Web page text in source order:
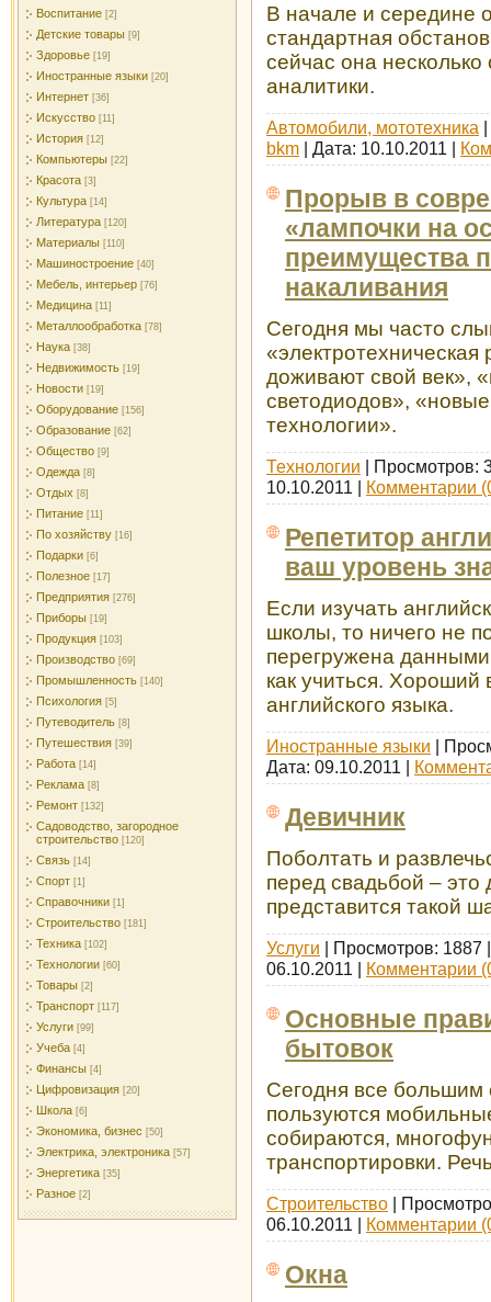
Воспитание [2]
Детские товары [9]
Здоровье [19]
Иностранные языки [20]
Интернет [36]
Искусство [11]
История [12]
Компьютеры [22]
Красота [3]
Культура [14]
Литература [120]
Материалы [110]
Машиностроение [40]
Мебель, интерьер [76]
Медицина [11]
Металлообработка [78]
Наука [38]
Недвижимость [19]
Новости [19]
Оборудование [156]
Образование [62]
Общество [9]
Одежда [8]
Отдых [8]
Питание [11]
По хозяйству [16]
Подарки [6]
Полезное [17]
Предприятия [276]
Приборы [19]
Продукция [103]
Производство [69]
Промышленность [140]
Психология [5]
Путеводитель [8]
Путешествия [39]
Работа [14]
Реклама [8]
Ремонт [132]
Садоводство, загородное
строительство [120]
Связь [14]
Спорт [1]
Справочники [1]
Строительство [181]
Техника [102]
Технологии [60]
Товары [2]
Транспорт [117]
Услуги [99]
Учеба [4]
Финансы [4]
Цифровизация [20]
Школа [6]
Экономика, бизнес [50]
Электрика, электроника [57]
Энергетика [35]
Разное [2]
В начале и середине
стандартная
сейчас она несколько
аналитики.
Автомобили, мототехника
bkm | Дата: 10.10.2011 |
Прорыв в
«лампочки на
преимущества
накаливания
Сегодня мы часто
доживают свой век»,
светодиодов»,
технологии».
Технологии | Просмотров:
10.10.2011 | Комментарии
Репетитор
ваш уровень
Если изучать
школы, то ничего не
перегружена
как учиться. Хороший
английского языка.
Иностранные языки |
Дата: 09.10.2011 |
Девичник
Поболтать и
перед свадьбой – это
представится такой
Услуги | Просмотров: 1887
06.10.2011 | Комментарии
Основные
бытовок
Сегодня все
пользуются
собираются,
транспортировки.
Строительство |
06.10.2011 | Комментарии
Окна